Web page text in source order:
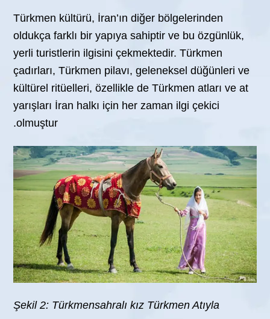
Türkmen kültürü, İran’ın diğer bölgelerinden
oldukça farklı bir yapıya sahiptir ve bu özgünlük,
yerli turistlerin ilgisini çekmektedir. Türkmen
çadırları, Türkmen pilavı, geleneksel düğünleri ve
kültürel ritüelleri, özellikle de Türkmen atları ve at
yarışları İran halkı için her zaman ilgi çekici
olmuştur.
Şekil 2: Türkmensahralı kız Türkmen Atıyla